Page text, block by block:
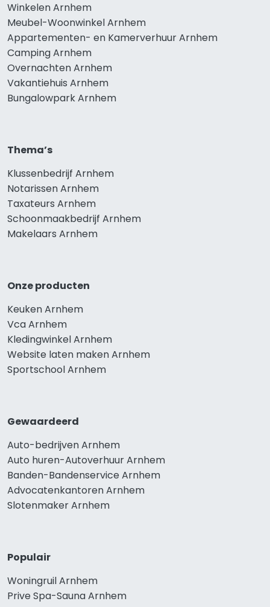
Winkelen Arnhem
Meubel-Woonwinkel Arnhem
Appartementen- en Kamerverhuur Arnhem
Camping Arnhem
Overnachten Arnhem
Vakantiehuis Arnhem
Bungalowpark Arnhem
Thema’s
Klussenbedrijf Arnhem
Notarissen Arnhem
Taxateurs Arnhem
Schoonmaakbedrijf Arnhem
Makelaars Arnhem
Onze producten
Keuken Arnhem
Vca Arnhem
Kledingwinkel Arnhem
Website laten maken Arnhem
Sportschool Arnhem
Gewaardeerd
Auto-bedrijven Arnhem
Auto huren-Autoverhuur Arnhem
Banden-Bandenservice Arnhem
Advocatenkantoren Arnhem
Slotenmaker Arnhem
Populair
Woningruil Arnhem
Prive Spa-Sauna Arnhem